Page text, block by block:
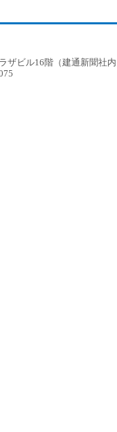
ザビル16階（建通新聞社